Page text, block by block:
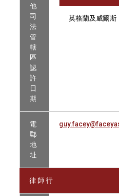
他
司
法
管
轄
區
認
許
日
期
英格蘭及威爾斯
電
郵
地
址
律 師 行